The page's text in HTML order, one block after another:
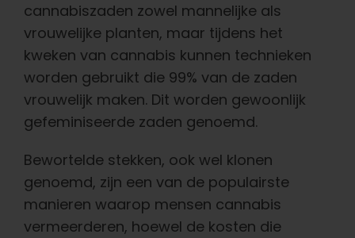
cannabiszaden zowel mannelijke als
vrouwelijke planten, maar tijdens het
kweken van cannabis kunnen technieken
worden gebruikt die 99% van de zaden
vrouwelijk maken. Dit worden gewoonlijk
gefeminiseerde zaden genoemd.
Bewortelde stekken, ook wel klonen
genoemd, zijn een van de populairste
manieren waarop mensen cannabis
vermeerderen, hoewel de kosten die